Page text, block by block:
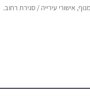
אישורי עירייה / סגירת רחוב.